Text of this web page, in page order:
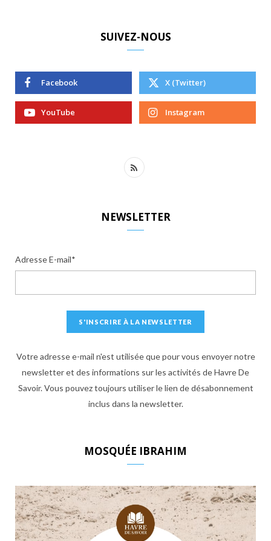
SUIVEZ-NOUS
Facebook X (Twitter)
YouTube Instagram
R
NEWSLETTER
Adresse E-mail*
Votre adresse e-mail n'est utilisée que pour vous envoyer notre
newsletter et des informations sur les activités de Havre De
Savoir. Vous pouvez toujours utiliser le lien de désabonnement
inclus dans la newsletter.
MOSQUÉE IBRAHIM